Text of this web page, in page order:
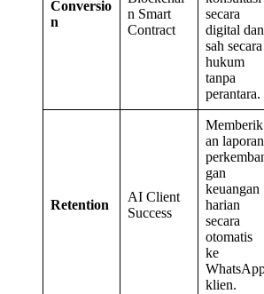
Conversio
n
n Smart
Contract
secara
digital dan
sah secara
hukum
tanpa
perantara.
Retention
AI Client
Success
Memberik
an laporan
gan
keuangan
harian
secara
otomatis
ke
klien.